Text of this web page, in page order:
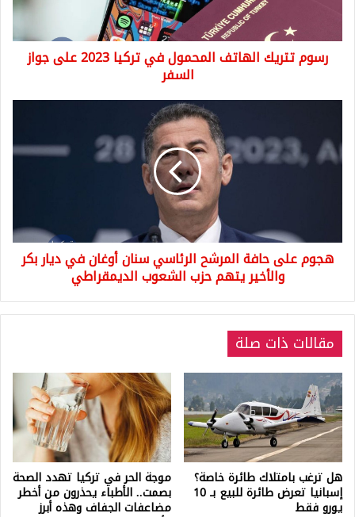
جواز
السفر
رسوم تتريك الهاتف المحمول في تركيا 2023 على جواز
السفر
حافة
المرشح
ديار
بكر
حزب
الديمقراطي
هجوم على حافة المرشح الرئاسي سنان أوغان في ديار بكر
والأخير يتهم حزب الشعوب الديمقراطي
مقالات ذات صلة
هل ترغب بامتلاك طائرة خاصة؟
إسبانيا تعرض طائرة للبيع بـ 10
يورو فقط
موجة الحر في تركيا تهدد الصحة
بصمت.. الأطباء يحذرون من أخطر
مضاعفات الجفاف وهذه أبرز